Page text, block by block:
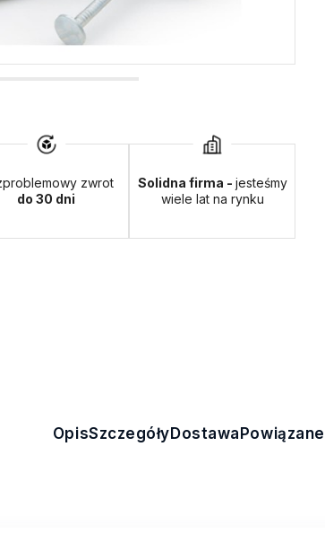
zwrot
do 30 dni
Solidna firma - jesteśmy
wiele lat na rynku
OpisSzczegółyDostawaPowiązane